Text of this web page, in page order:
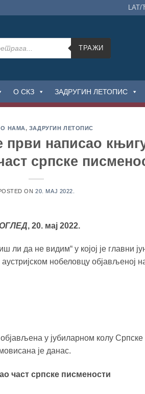
ТРАЖИ
О СКЗ ЗАДРУГИН ЛЕТОПИС
О НАМА, ЗАДРУГИН ЛЕТОПИС
први написао
српске
ON20. МАЈ 2022.
, 20. мај 2022.
да не видим“ у којој је главни
нобеловцу објављеној
у јубиларном колу
је данас.
част српске писмености